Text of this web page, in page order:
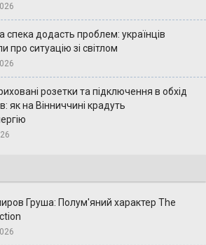
спека додасть проблем: українців
про ситуацію зі світлом
розетки та підключення в обхід
як на Вінниччині крадуть
Груша: Полум'яний характер The